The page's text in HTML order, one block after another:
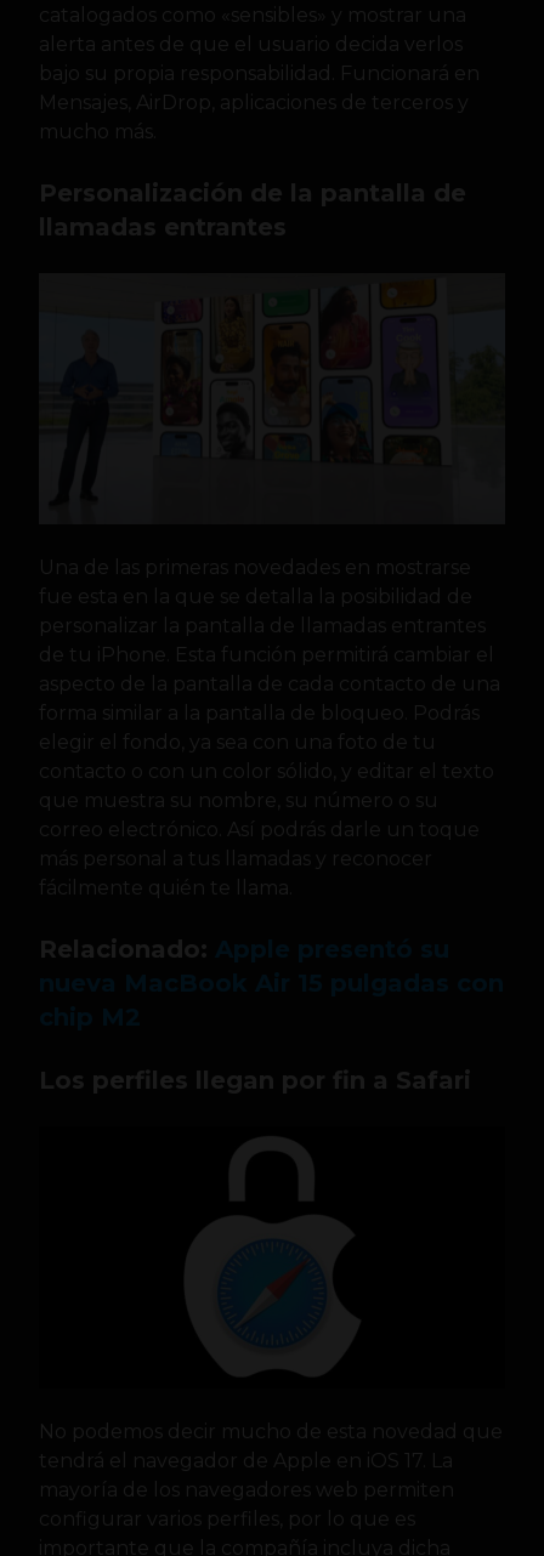
catalogados como «sensibles» y mostrar una
alerta antes de que el usuario decida verlos
bajo su propia responsabilidad. Funcionará en
Mensajes, AirDrop, aplicaciones de terceros y
mucho más.
Personalización de la pantalla de
llamadas entrantes
Una de las primeras novedades en mostrarse
fue esta en la que se detalla la posibilidad de
personalizar la pantalla de llamadas entrantes
de tu iPhone. Esta función permitirá cambiar el
aspecto de la pantalla de cada contacto de una
forma similar a la pantalla de bloqueo. Podrás
elegir el fondo, ya sea con una foto de tu
contacto o con un color sólido, y editar el texto
que muestra su nombre, su número o su
correo electrónico. Así podrás darle un toque
más personal a tus llamadas y reconocer
fácilmente quién te llama.
Relacionado:
Los perfiles llegan por fin a Safari
No podemos decir mucho de esta novedad que
tendrá el navegador de Apple en iOS 17. La
mayoría de los navegadores web permiten
configurar varios perfiles, por lo que es
importante que la compañía incluya dicha